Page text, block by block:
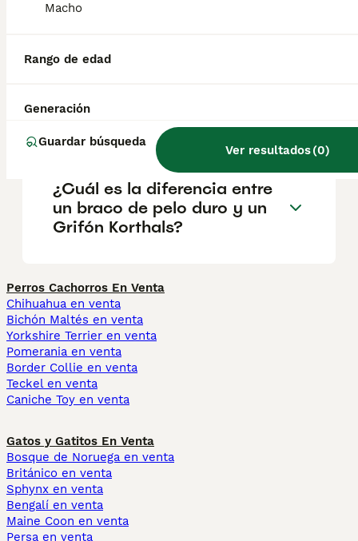
Macho
Rango de edad
Generación
Guardar búsqueda
Ver resultados(0)
¿Cuánto cuesta un perro
¿Cuál es la diferencia entre
un braco de pelo duro y un
Grifón Korthals?
Perros Cachorros En Venta
Chihuahua en venta
Bichón Maltés en venta
Yorkshire Terrier en venta
Pomerania en venta
Border Collie en venta
Teckel en venta
Caniche Toy en venta
Gatos y Gatitos En Venta
Bosque de Noruega en venta
Británico en venta
Sphynx en venta
Bengalí en venta
Maine Coon en venta
Persa en venta